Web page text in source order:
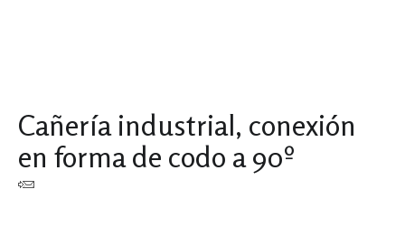
Cañería industrial, conexión
en forma de codo a 90º